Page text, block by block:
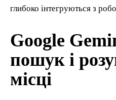
глибоко інтегруються з
Google
пошук і
місці